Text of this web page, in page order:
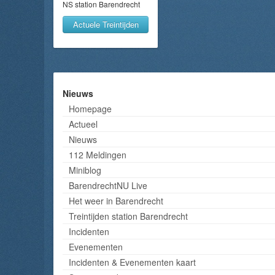
NS station Barendrecht
Actuele Treintijden
Nieuws
Homepage
Actueel
Nieuws
112 Meldingen
Miniblog
BarendrechtNU Live
Het weer in Barendrecht
Treintijden station Barendrecht
Incidenten
Evenementen
Incidenten & Evenementen kaart